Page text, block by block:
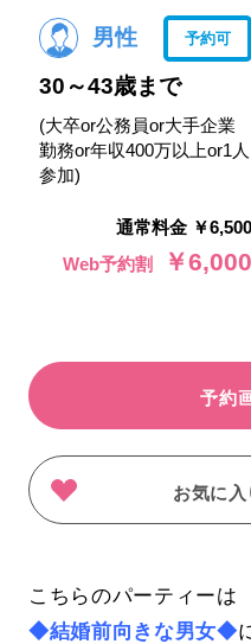
男性 予約可
30～43歳まで
(大卒or公務員or大手企業
勤務or年収400万以上or1人
参加)
通常料金 ￥6,500
Web予約割
￥6,000
予約
お気に
こちらのパーティーは
◆結婚前向きな男女◆